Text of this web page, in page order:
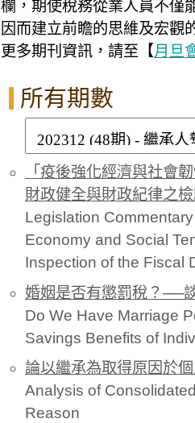
欄，期使稅務從業人員不僅
因而建立前瞻的思維及宏觀
更多期刊資訊，請至【月旦
所有期數
「疫後強化經濟與社會
財政健全與財政紀律之檢
Legislation
Economy and Social
Inspection of the Fiscal
婚姻是否有懲罰稅？──
Do We Have Marriage
Savings Benefits of
論以繼承為取得原因於
Analysis of
Reason